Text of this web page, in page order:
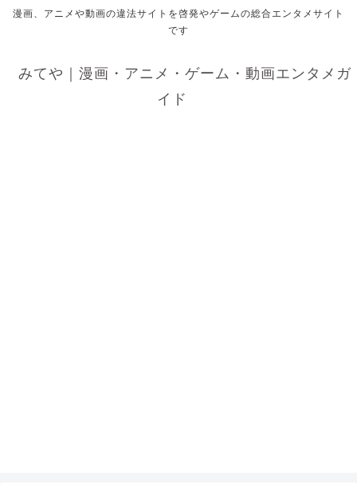
漫画、アニメや動画の違法サイトを啓発やゲームの総合エンタメサイト
です
みてや｜漫画・アニメ・ゲーム・動画エンタメガ
イド